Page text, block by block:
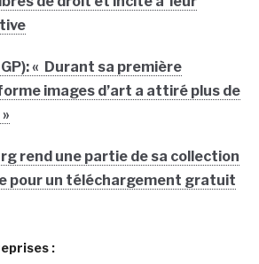
« Durant sa première
images d’art a attiré plus de
rend une partie de sa collection
pour un téléchargement gratuit
: